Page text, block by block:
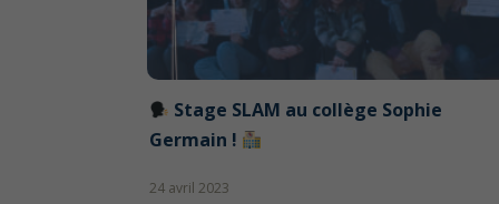
️ Stage SLAM au collège Sophie
Germain !
24 avril 2023